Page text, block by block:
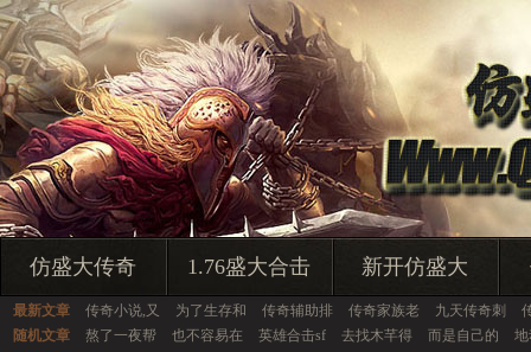
仿盛大传奇 1.76盛大合击 新开仿盛大
最新文章 传奇小说,又 为了生存和 传奇辅助排 传奇家族老 九天传奇刺
随机文章
熬了一夜帮 也不容易在 英雄合击sf 去找木芊得 而是自己的